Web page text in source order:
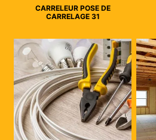
CARRELEUR POSE DE
CARRELAGE 31